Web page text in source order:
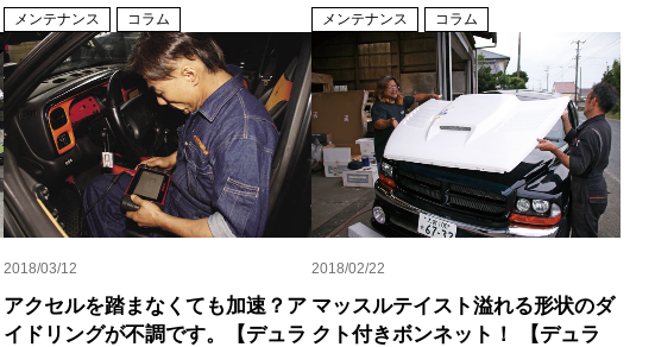
メンテナンス コラム メンテナンス コラム
2018/03/12
アクセルを踏まなくても加速？ア
イドリングが不調です。【デュラ
2018/02/22
マッスルテイスト溢れる形状のダ
クト付きボンネット！ 【デュラ